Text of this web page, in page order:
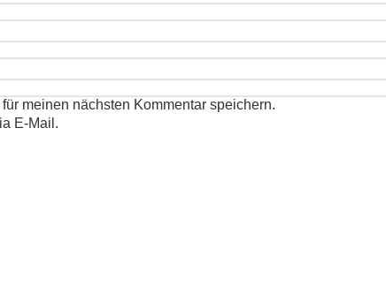
meinen nächsten Kommentar speichern.
E-Mail.